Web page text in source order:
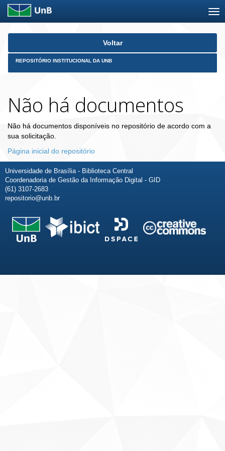
Skip
Voltar
REPOSITÓRIO INSTITUCIONAL DA UNB
Não há documentos
Não há documentos disponíveis no repositório de acordo com a
sua solicitação.
Página inicial do repositório
Universidade de Brasília - Biblioteca Central
Coordenadoria de Gestão da Informação Digital - GID
(61) 3107-2683
repositorio@unb.br